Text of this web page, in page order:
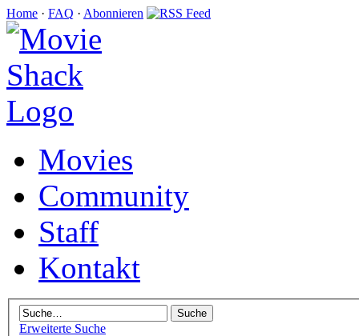
Home · FAQ · Abonnieren
Movies
Community
Staff
Kontakt
Erweiterte Suche